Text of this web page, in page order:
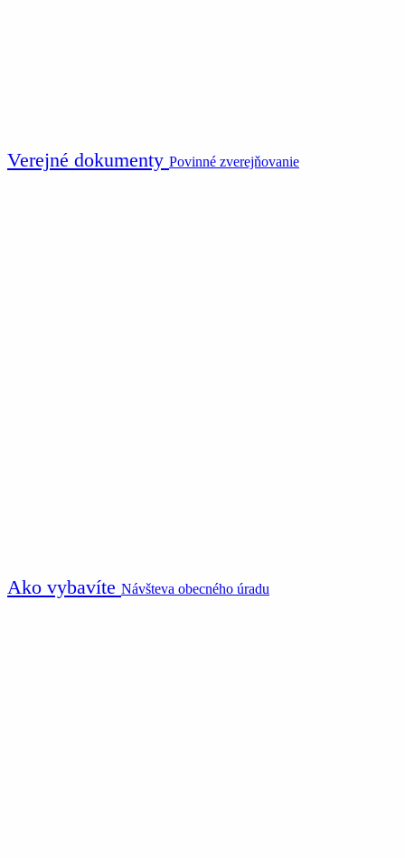
Verejné dokumenty Povinné zverejňovanie
Ako vybavíte Návšteva obecného úradu